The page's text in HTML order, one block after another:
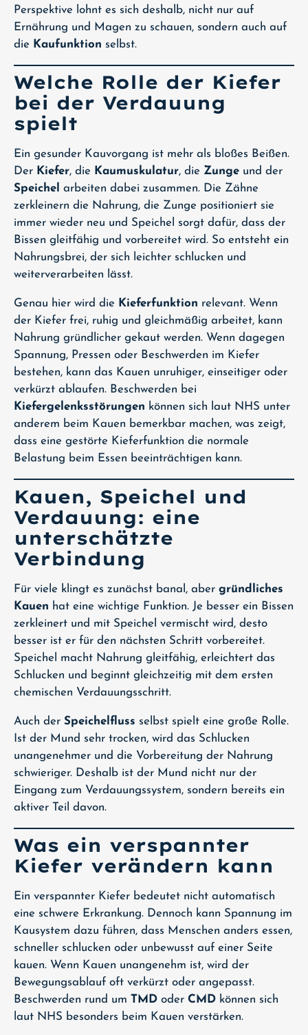
Perspektive lohnt es sich deshalb, nicht nur auf
Ernährung und Magen zu schauen, sondern auch auf
die Kaufunktion selbst.
Welche Rolle der Kiefer
bei der Verdauung
spielt
Ein gesunder Kauvorgang ist mehr als bloßes Beißen.
Der Kiefer, die Kaumuskulatur, die Zunge und der
Speichel arbeiten dabei zusammen. Die Zähne
zerkleinern die Nahrung, die Zunge positioniert sie
immer wieder neu und Speichel sorgt dafür, dass der
Bissen gleitfähig und vorbereitet wird. So entsteht ein
Nahrungsbrei, der sich leichter schlucken und
weiterverarbeiten lässt.
Genau hier wird die Kieferfunktion relevant. Wenn
der Kiefer frei, ruhig und gleichmäßig arbeitet, kann
Nahrung gründlicher gekaut werden. Wenn dagegen
Spannung, Pressen oder Beschwerden im Kiefer
bestehen, kann das Kauen unruhiger, einseitiger oder
verkürzt ablaufen. Beschwerden bei
Kiefergelenksstörungen können sich laut NHS unter
anderem beim Kauen bemerkbar machen, was zeigt,
dass eine gestörte Kieferfunktion die normale
Belastung beim Essen beeinträchtigen kann.
Kauen, Speichel und
Verdauung: eine
unterschätzte
Verbindung
Für viele klingt es zunächst banal, aber gründliches
Kauen hat eine wichtige Funktion. Je besser ein Bissen
zerkleinert und mit Speichel vermischt wird, desto
besser ist er für den nächsten Schritt vorbereitet.
Speichel macht Nahrung gleitfähig, erleichtert das
Schlucken und beginnt gleichzeitig mit dem ersten
chemischen Verdauungsschritt.
Auch der Speichelfluss selbst spielt eine große Rolle.
Ist der Mund sehr trocken, wird das Schlucken
unangenehmer und die Vorbereitung der Nahrung
schwieriger. Deshalb ist der Mund nicht nur der
Eingang zum Verdauungssystem, sondern bereits ein
aktiver Teil davon.
Was ein verspannter
Kiefer verändern kann
Ein verspannter Kiefer bedeutet nicht automatisch
eine schwere Erkrankung. Dennoch kann Spannung im
Kausystem dazu führen, dass Menschen anders essen,
schneller schlucken oder unbewusst auf einer Seite
kauen. Wenn Kauen unangenehm ist, wird der
Bewegungsablauf oft verkürzt oder angepasst.
Beschwerden rund um TMD oder CMD können sich
laut NHS besonders beim Kauen verstärken.